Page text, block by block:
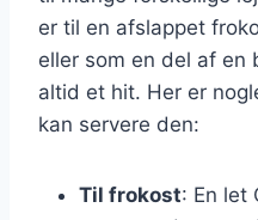
er til en afslappet
eller som en del af
altid et hit. Her er
kan servere den:
Til frokost: En let